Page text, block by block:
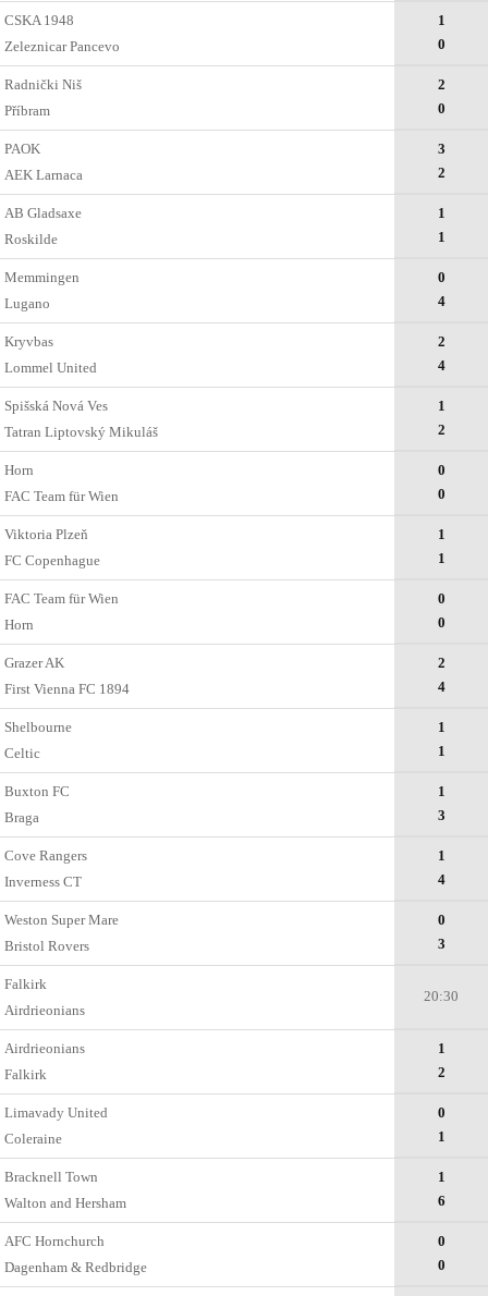
CSKA 1948
Zeleznicar Pancevo
1
0
Radnički Niš
Příbram
2
0
PAOK
AEK Larnaca
3
2
AB Gladsaxe
Roskilde
1
1
Memmingen
Lugano
0
4
Kryvbas
Lommel United
2
4
Spišská Nová Ves
Tatran Liptovský Mikuláš
1
2
Horn
FAC Team für Wien
0
0
Viktoria Plzeň
FC Copenhague
1
1
FAC Team für Wien
Horn
0
0
Grazer AK
First Vienna FC 1894
2
4
Shelbourne
Celtic
1
1
Buxton FC
Braga
1
3
Cove Rangers
Inverness CT
1
4
Weston Super Mare
Bristol Rovers
0
3
Falkirk
Airdrieonians
20:30
Airdrieonians
Falkirk
1
2
Limavady United
Coleraine
0
1
Bracknell Town
Walton and Hersham
1
6
AFC Hornchurch
Dagenham & Redbridge
0
0